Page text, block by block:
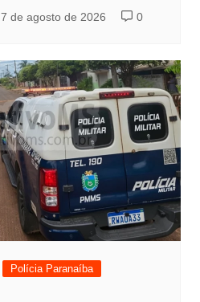
7 de agosto de 2026 0
Polícia Paranaíba